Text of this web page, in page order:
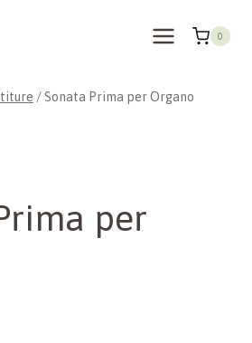
0
/ Sonata Prima per Organo
per